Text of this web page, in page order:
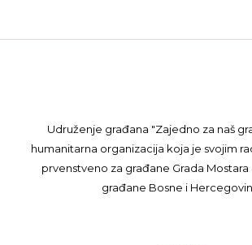
Udruženje građana "Zajedno za naš
humanitarna organizacija koja je svojim
prvenstveno za građane Grada Mostara
građane Bosne i